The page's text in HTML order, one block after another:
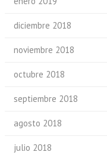
diciembre 2018
noviembre 2018
octubre 2018
septiembre 2018
agosto 2018
julio 2018